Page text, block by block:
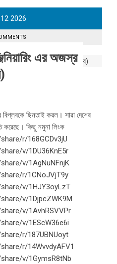
12 2026
এর অজস্র
বিপ্লবকে ছিনতাই করল। সারা দেশের
করেছে। কিছু নমুনা লিংক
r/168GCDv3jU
v/1DU36KnE5r
v/1AgNuNFnjK
r/1CNoJVjT9y
v/1HJY3oyLzT
v/1DjpcZWK9M
v/1AvhRSVVPr
v/1EScW36e6i
r/187UBNUoyt
r/14WvvdyAFV1
v/1GymsR8tNb